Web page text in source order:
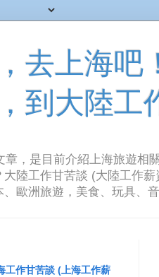
，去上海
到大陸工
章，是目前介紹上海旅遊相
陸工作甘苦談 (大陸工作
歐洲旅遊，美食、玩具、
工作甘苦談 (上海工作薪